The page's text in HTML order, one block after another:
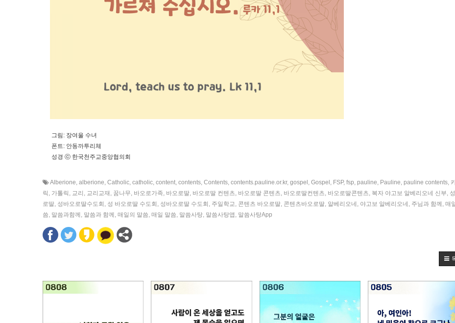
그림: 장여울 수녀
폰트: 안동까투리체
성경 ⓒ 한국천주교중앙협의회
Alberione, alberione, Catholic, catholic, content, contents, Contents, contents.pauline.or.kr, gospel , Gospel , FSP, fsp, pauline, Pauline, pauline contents,
릭 , 가톨릭 , 교리 , 교리교재 , 꿈나무, 바오로가족, 바오로딸, 바오로딸 컨텐츠, 바오로딸 콘텐츠, 바오로딸컨텐츠, 바오로딸콘텐츠, 복자 야고보 알베리오네 신부,
로딸, 성바오로딸수도회 , 성 바오로딸 수도회 , 성바오로딸 수도회 , 주일학교, 콘텐츠 바오로딸, 콘텐츠바오로딸, 알베리오네 , 야고보 알베리오네 , 주님과 함께 , 매
씀, 말씀과함께 , 말씀과 함께 , 매일의 말씀, 매일 말씀, 말씀사탕, 말씀사탕앱 , 말씀사탕App